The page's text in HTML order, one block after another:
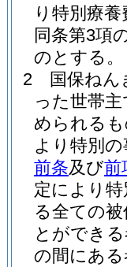
り特別療
同条第3項
のとする。
2
国保ね
った世帯
められる
より特別
前条及び前
定により
る全ての
とができ
の間にあ